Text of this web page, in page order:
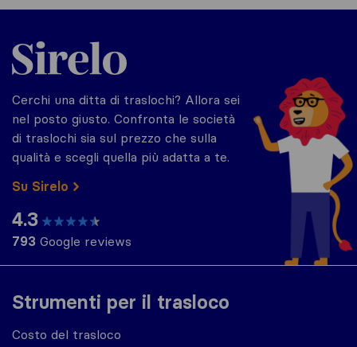
Strumenti per il trasloco
Costo del trasloco
Sirelo.it
Cerchi una ditta di traslochi? Allora sei
nel posto giusto. Confronta le società
di traslochi sia sul prezzo che sulla
qualità e scegli quella più adatta a te.
Su Sirelo
4.3
793 Google reviews